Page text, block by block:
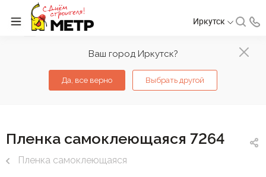
Ваш город Иркутск?
Да, все верно Выбрать другой
Иркутск
Пленка самоклеющаяся 7264
Пленка самоклеющаяся